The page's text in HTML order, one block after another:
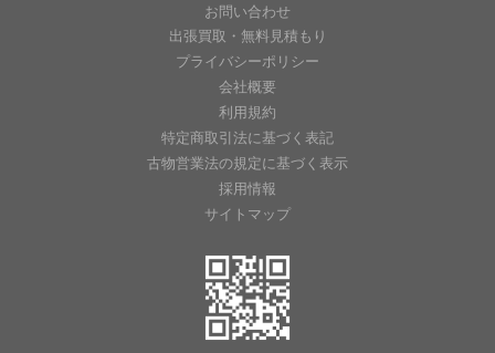
お問い合わせ
出張買取・無料見積もり
プライバシーポリシー
会社概要
利用規約
特定商取引法に基づく表記
古物営業法の規定に基づく表示
採用情報
サイトマップ